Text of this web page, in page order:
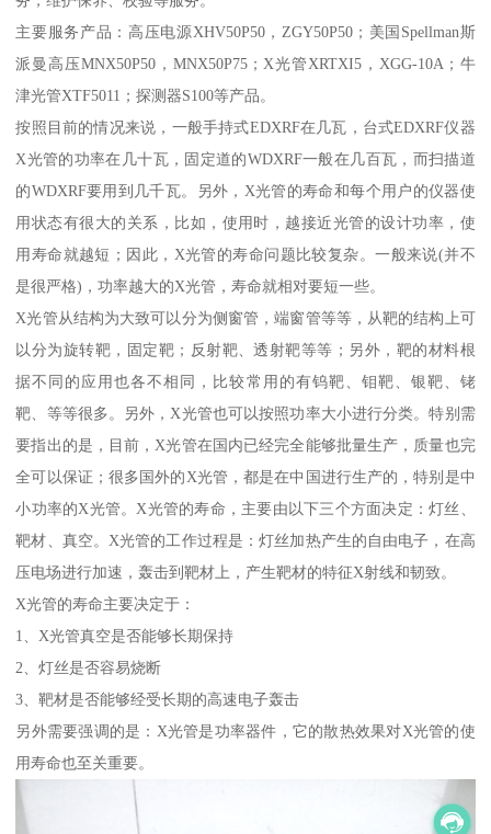
主要服务产品：高压电源XHV50P50，ZGY50P50；美国Spellman斯
派曼高压MNX50P50，MNX50P75；X光管XRTXI5，XGG-10A；牛
津光管XTF5011；探测器S100等产品。
按照目前的情况来说，一般手持式EDXRF在几瓦，台式EDXRF仪器
X光管的功率在几十瓦，固定道的WDXRF一般在几百瓦，而扫描道
的WDXRF要用到几千瓦。另外，X光管的寿命和每个用户的仪器使
用状态有很大的关系，比如，使用时，越接近光管的设计功率，使
用寿命就越短；因此，X光管的寿命问题比较复杂。一般来说(并不
是很严格)，功率越大的X光管，寿命就相对要短一些。
X光管从结构为大致可以分为侧窗管，端窗管等等，从靶的结构上可
以分为旋转靶，固定靶；反射靶、透射靶等等；另外，靶的材料根
据不同的应用也各不相同，比较常用的有钨靶、钼靶、银靶、铑
靶、等等很多。另外，X光管也可以按照功率大小进行分类。特别需
要指出的是，目前，X光管在国内已经完全能够批量生产，质量也完
全可以保证；很多国外的X光管，都是在中国进行生产的，特别是中
小功率的X光管。X光管的寿命，主要由以下三个方面决定：灯丝、
靶材、真空。X光管的工作过程是：灯丝加热产生的自由电子，在高
压电场进行加速，轰击到靶材上，产生靶材的特征X射线和韧致。
X光管的寿命主要决定于：
1、X光管真空是否能够长期保持
2、灯丝是否容易烧断
3、靶材是否能够经受长期的高速电子轰击
另外需要强调的是：X光管是功率器件，它的散热效果对X光管的使
用寿命也至关重要。